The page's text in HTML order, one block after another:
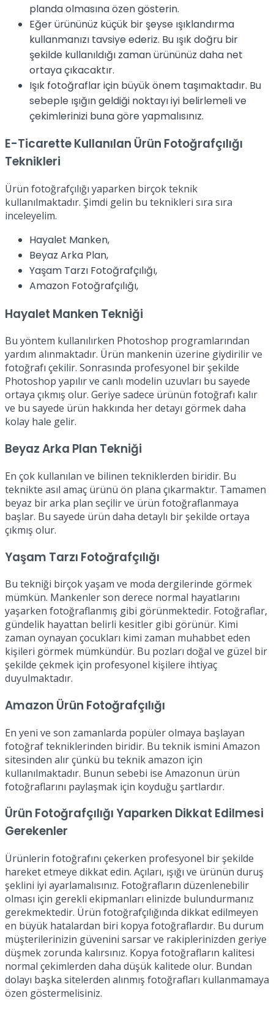
planda olmasına özen gösterin.
Eğer ürününüz küçük bir şeyse ışıklandırma
kullanmanızı tavsiye ederiz. Bu ışık doğru bir
şekilde kullanıldığı zaman ürününüz daha net
ortaya çıkacaktır.
Işık fotoğraflar için büyük önem taşımaktadır. Bu
sebeple ışığın geldiği noktayı iyi belirlemeli ve
çekimlerinizi buna göre yapmalısınız.
E-Ticarette Kullanılan Ürün Fotoğrafçılığı
Teknikleri
Ürün fotoğrafçılığı yaparken birçok teknik
kullanılmaktadır. Şimdi gelin bu teknikleri sıra sıra
inceleyelim.
Hayalet Manken,
Beyaz Arka Plan,
Yaşam Tarzı Fotoğrafçılığı,
Amazon Fotoğrafçılığı,
Hayalet Manken Tekniği
Bu yöntem kullanılırken Photoshop programlarından
yardım alınmaktadır. Ürün mankenin üzerine giydirilir ve
fotoğrafı çekilir. Sonrasında profesyonel bir şekilde
Photoshop yapılır ve canlı modelin uzuvları bu sayede
ortaya çıkmış olur. Geriye sadece ürünün fotoğrafı kalır
ve bu sayede ürün hakkında her detayı görmek daha
kolay hale gelir.
Beyaz Arka Plan Tekniği
En çok kullanılan ve bilinen tekniklerden biridir. Bu
teknikte asıl amaç ürünü ön plana çıkarmaktır. Tamamen
beyaz bir arka plan seçilir ve ürün fotoğraflanmaya
başlar. Bu sayede ürün daha detaylı bir şekilde ortaya
çıkmış olur.
Yaşam Tarzı Fotoğrafçılığı
Bu tekniği birçok yaşam ve moda dergilerinde görmek
mümkün. Mankenler son derece normal hayatlarını
yaşarken fotoğraflanmış gibi görünmektedir. Fotoğraflar,
gündelik hayattan belirli kesitler gibi görünür. Kimi
zaman oynayan çocukları kimi zaman muhabbet eden
kişileri görmek mümkündür. Bu pozları doğal ve güzel bir
şekilde çekmek için profesyonel kişilere ihtiyaç
duyulmaktadır.
Amazon Ürün Fotoğrafçılığı
En yeni ve son zamanlarda popüler olmaya başlayan
fotoğraf tekniklerinden biridir. Bu teknik ismini Amazon
sitesinden alır çünkü bu teknik amazon için
kullanılmaktadır. Bunun sebebi ise Amazonun ürün
fotoğraflarını paylaşmak için koyduğu şartlardır.
Ürün Fotoğrafçılığı Yaparken Dikkat Edilmesi
Gerekenler
Ürünlerin fotoğrafını çekerken profesyonel bir şekilde
hareket etmeye dikkat edin. Açıları, ışığı ve ürünün duruş
şeklini iyi ayarlamalısınız. Fotoğrafların düzenlenebilir
olması için gerekli ekipmanları elinizde bulundurmanız
gerekmektedir. Ürün fotoğrafçılığında dikkat edilmeyen
en büyük hatalardan biri kopya fotoğraflardır. Bu durum
müşterilerinizin güvenini sarsar ve rakiplerinizden geriye
düşmek zorunda kalırsınız. Kopya fotoğrafların kalitesi
normal çekimlerden daha düşük kalitede olur. Bundan
dolayı başka sitelerden alınmış fotoğrafları kullanmamaya
özen göstermelisiniz.